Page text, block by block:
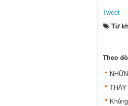
Tweet
Từ
Theo